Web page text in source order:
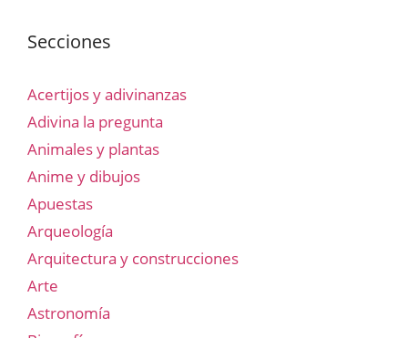
Secciones
Acertijos y adivinanzas
Adivina la pregunta
Animales y plantas
Anime y dibujos
Apuestas
Arqueología
Arquitectura y construcciones
Arte
Astronomía